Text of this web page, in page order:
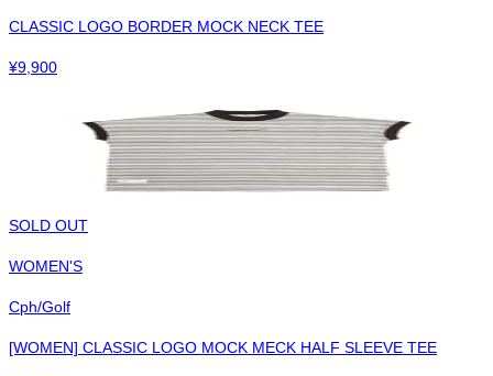
CLASSIC LOGO BORDER MOCK NECK TEE
¥9,900
SOLD OUT
WOMEN'S
Cph/Golf
[WOMEN] CLASSIC LOGO MOCK MECK HALF SLEEVE TEE